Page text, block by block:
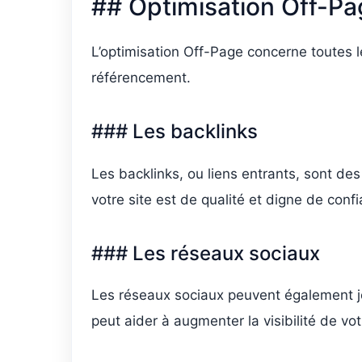
## Optimisation Off-
L’optimisation Off-Page concerne
référencement.
### Les backlinks
Les backlinks, ou liens entrants, sont
votre site est de qualité et digne de
### Les réseaux sociaux
Les réseaux sociaux peuvent
peut aider à augmenter la visibilité de